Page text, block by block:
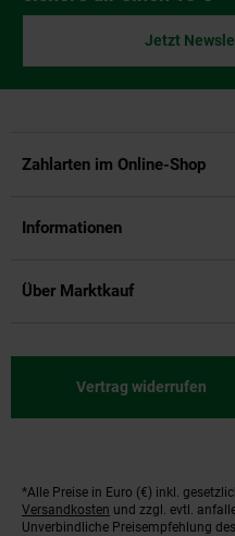
Jetzt
Zahlarten im Online-Shop
Informationen
Über Marktkauf
Vertrag widerrufen
Fußnoten
*Alle Preise in Euro (€) inkl.
Versandkosten und zzgl. evtl.
Unverbindliche Preisempfehlung